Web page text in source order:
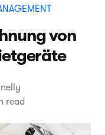
von
read